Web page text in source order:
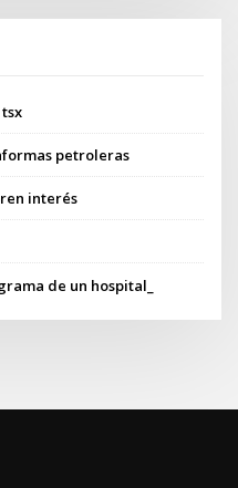
petroleras
interés
de un hospital_